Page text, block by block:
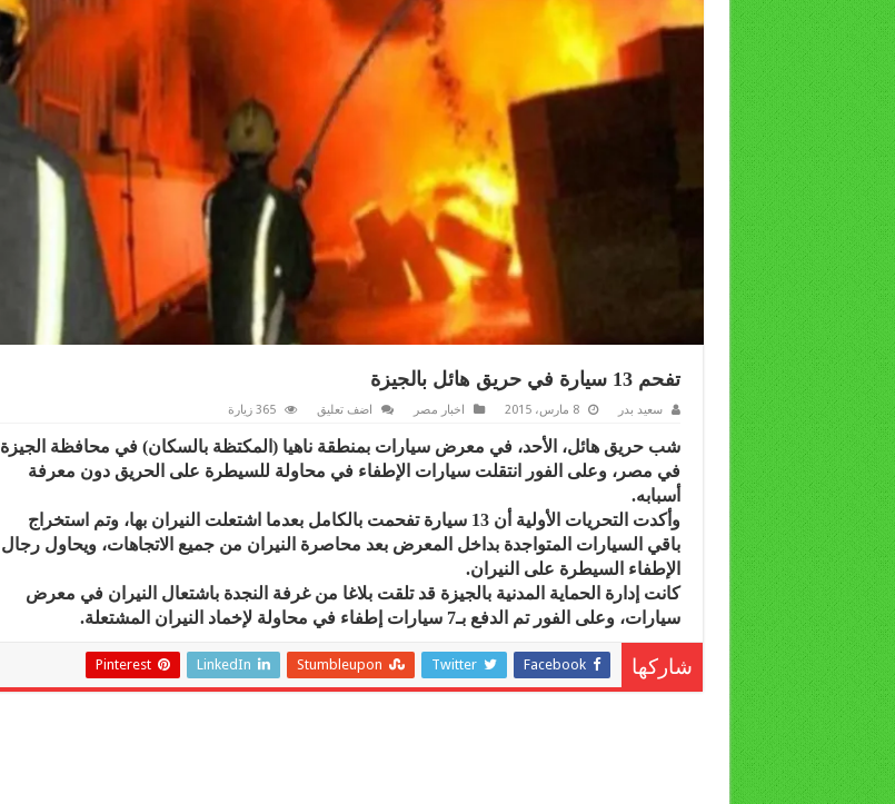
تفحم 13 سيارة في حريق هائل بالجيزة
سعيد بدر 8 مارس، 2015 اخبار مصر اضف تعليق 365 زيارة
شب حريق هائل، الأحد، في معرض سيارات بمنطقة ناهيا (المكتظة بالسكان) في محافظة الجيزة
في مصر، وعلى الفور انتقلت سيارات الإطفاء في محاولة للسيطرة على الحريق دون معرفة
أسبابه.
وأكدت التحريات الأولية أن 13 سيارة تفحمت بالكامل بعدما اشتعلت النيران بها، وتم استخراج
باقي السيارات المتواجدة بداخل المعرض بعد محاصرة النيران من جميع الاتجاهات، ويحاول رجال
الإطفاء السيطرة على النيران.
كانت إدارة الحماية المدنية بالجيزة قد تلقت بلاغا من غرفة النجدة باشتعال النيران في معرض
سيارات، وعلى الفور تم الدفع بـ7 سيارات إطفاء في محاولة لإخماد النيران المشتعلة.
شاركها Facebook
Twitter
Stumbleupon
LinkedIn
Pinterest